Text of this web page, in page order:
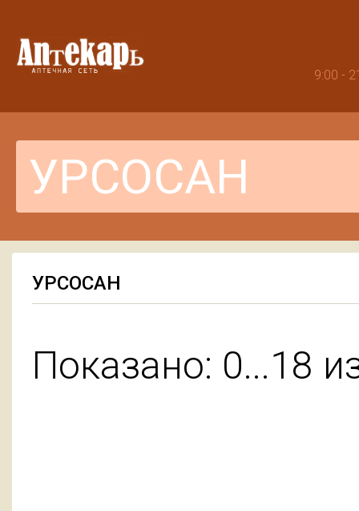
9:00 -
УРСОСАН
Показано: 0...18